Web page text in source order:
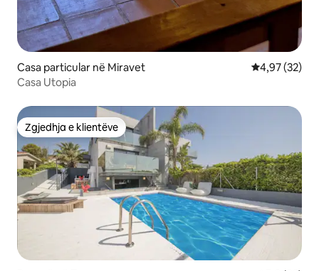
Casa particular në Miravet Vlerësimi
4,97 (32)
Casa Utopia
Zgjedhja e klientëve
Zgjedhja e klientëve